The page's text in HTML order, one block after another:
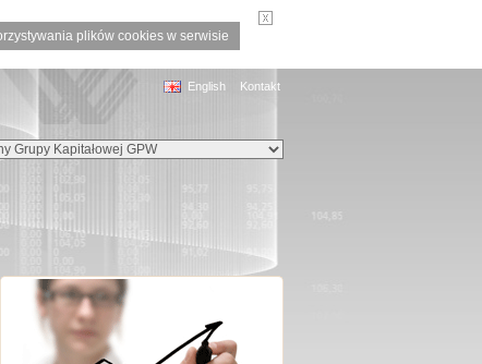
plików cookies w serwisie
English Kontakt